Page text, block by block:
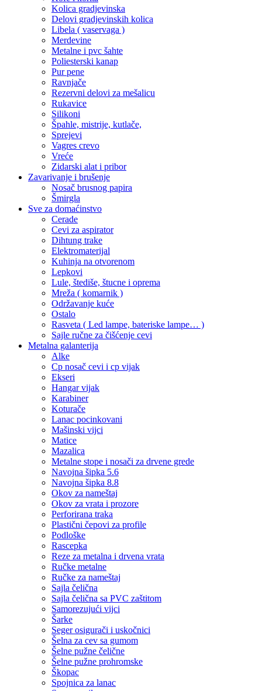
Kolica gradjevinska
Delovi gradjevinskih kolica
Libela ( vaservaga )
Merdevine
Metalne i pvc šahte
Poliesterski kanap
Pur pene
Ravnjače
Rezervni delovi za mešalicu
Rukavice
Silikoni
Špahle, mistrije, kutlače,
Sprejevi
Vagres crevo
Vreće
Zidarski alat i pribor
Zavarivanje i brušenje
Nosač brusnog papira
Šmirgla
Sve za domaćinstvo
Cerade
Cevi za aspirator
Dihtung trake
Elektromaterijal
Kuhinja na otvorenom
Lepkovi
Lule, štediše, štucne i oprema
Mreža ( komarnik )
Održavanje kuće
Ostalo
Rasveta ( Led lampe, bateriske lampe… )
Sajle ručne za čišćenje cevi
Metalna galanterija
Alke
Cp nosač cevi i cp vijak
Ekseri
Hangar vijak
Karabiner
Koturače
Lanac pocinkovani
Mašinski vijci
Matice
Mazalica
Metalne stope i nosači za drvene grede
Navojna šipka 5.6
Navojna šipka 8.8
Okov za nameštaj
Okov za vrata i prozore
Perforirana traka
Plastični čepovi za profile
Podloške
Rascepka
Reze za metalna i drvena vrata
Ručke metalne
Ručke za nameštaj
Sajla čelična
Sajla čelična sa PVC zaštitom
Samorezujući vijci
Šarke
Seger osigurači i uskočnici
Šelna za cev sa gumom
Šelne pužne čelične
Šelne pužne prohromske
Škopac
Spojnica za lanac